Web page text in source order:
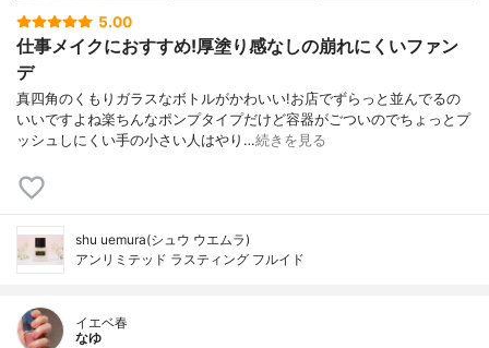
5.00
仕事メイクにおすすめ!厚塗り感なしの崩れにくいファン
デ
真四角のくもりガラスなボトルがかわいい!お店でずらっと並んでるの
いいですよね楽ちんなポンプタイプだけど容器がごついのでちょっとプ
ッシュしにくい手の小さい人はやり…続きを見る
shu uemura(シュウ ウエムラ)
アンリミテッド ラスティング フルイド
イエベ春
なゆ